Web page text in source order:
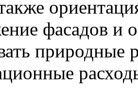
фасадов и
природные